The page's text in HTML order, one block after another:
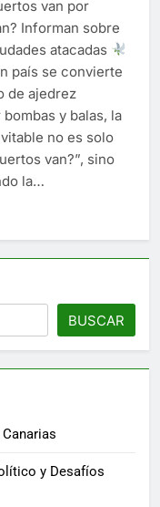
van por
Informan sobre
atacadas
país se convierte
de ajedrez
y balas, la
no es solo
van?”, sino
la…
BUSCAR
y Desafíos